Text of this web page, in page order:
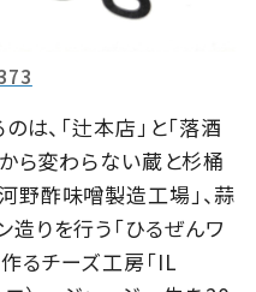
は、「辻本店」と「落酒
ら変わらない蔵と杉桶
野酢味噌製造工場」、蒜
りを行う「ひるぜんワ
るチーズ工房「IL